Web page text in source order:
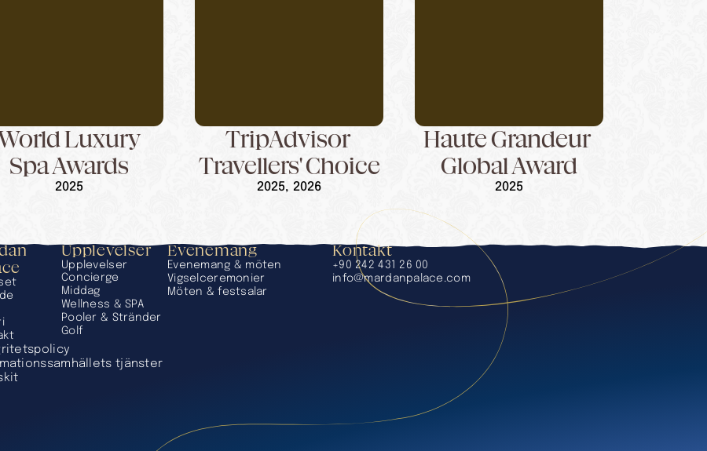
Luxury
Spa Awards
2025
TripAdvisor
Travellers' Choice
2025, 2026
Haute Grandeur
Global Award
2025
tjänster
Upplevelser
Upplevelser
Concierge
Middag
Wellness & SPA
Pooler & Stränder
Golf
Evenemang
Evenemang & möten
Vigselceremonier
Möten & festsalar
Kontakt
+90 242 431 26 00
info@mardanpalace.com